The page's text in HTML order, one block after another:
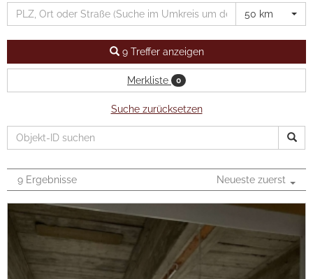
Presse
50 km
9 Treffer anzeigen
Merkliste 0
Suche zurücksetzen
9 Ergebnisse Neueste zuerst